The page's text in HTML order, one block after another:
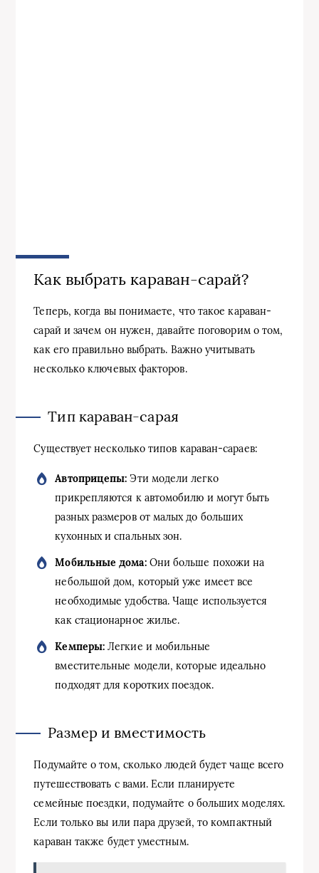
Как выбрать караван-сарай?
Теперь, когда вы понимаете, что такое караван-
сарай и зачем он нужен, давайте поговорим о том,
как его правильно выбрать. Важно учитывать
несколько ключевых факторов.
Тип караван-сарая
Существует несколько типов караван-сараев:
Автоприцепы: Эти модели легко
прикрепляются к автомобилю и могут быть
разных размеров от малых до больших
кухонных и спальных зон.
Мобильные дома:Они больше похожи на
небольшой дом, который уже имеет все
необходимые удобства. Чаще используется
как стационарное жилье.
Кемперы: Легкие и мобильные
вместительные модели, которые идеально
подходят для коротких поездок.
Размер и вместимость
Подумайте о том, сколько людей будет чаще всего
путешествовать с вами. Если планируете
семейные поездки, подумайте о больших моделях.
Если только вы или пара друзей, то компактный
караван также будет уместным.